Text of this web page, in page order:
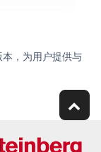
，为用户提供与